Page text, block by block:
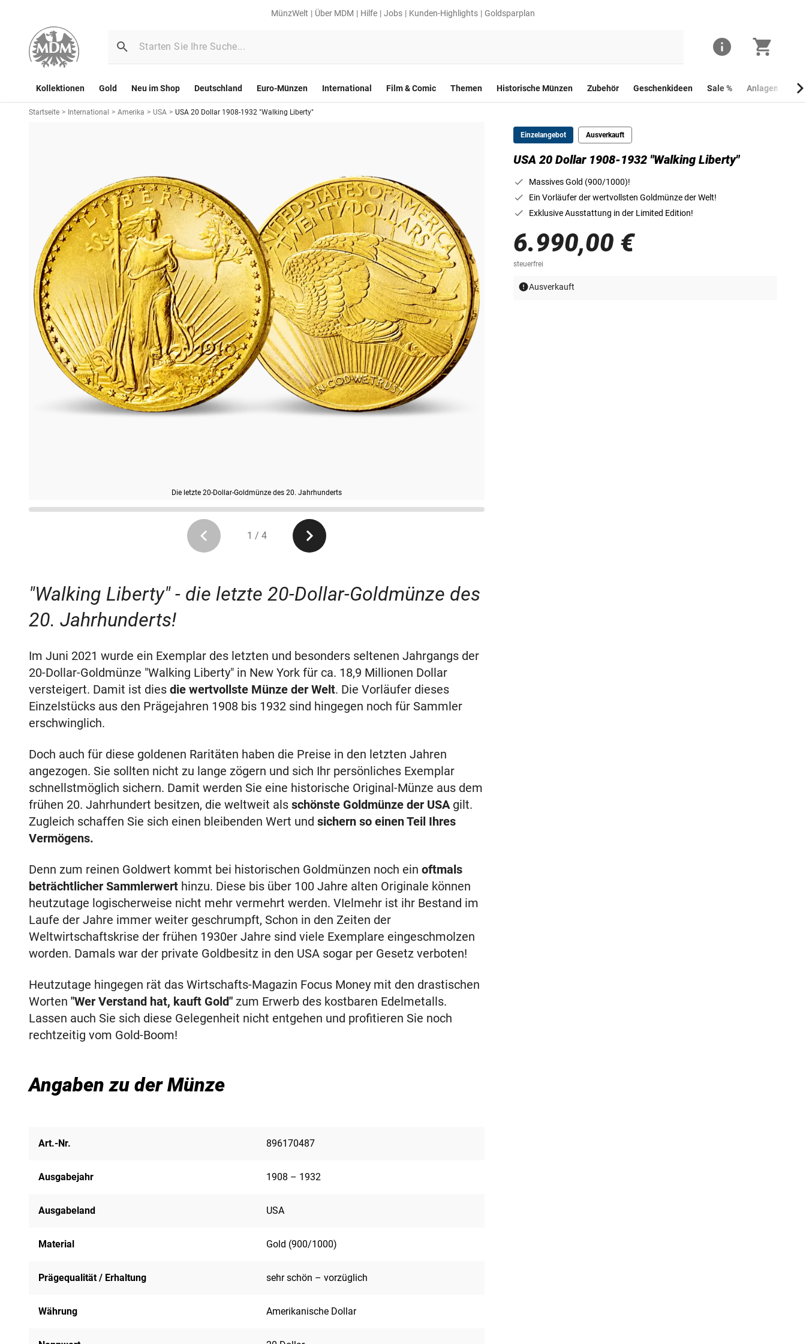
MünzWelt Über MDM Hilfe Jobs Kunden-Highlights Goldsparplan
Kollektionen Gold Neu im Shop Deutschland Euro-Münzen International Film & Comic Themen Historische Münzen Zubehör Geschenkideen Sale % Anlagemünzen
Startseite > International > Amerika > USA > USA 20 Dollar 1908-1932 "Walking Liberty"
Die letzte 20-Dollar-Goldmünze des 20. Jahrhunderts
Die Vorderseite der Original-Goldmünze "Walking Liberty".
1 / 4
Einzelangebot Ausverkauft
USA 20 Dollar 1908-1932 "Walking Liberty"
Massives Gold (900/1000)!
Ein Vorläufer der wertvollsten Goldmünze der Welt!
Exklusive Ausstattung in der Limited Edition!
6.990,00 €
steuerfrei
Ausverkauft
"Walking Liberty" - die letzte 20-Dollar-Goldmünze des
20. Jahrhunderts!
Im Juni 2021 wurde ein Exemplar des letzten und besonders seltenen Jahrgangs der
20-Dollar-Goldmünze "Walking Liberty" in New York für ca. 18,9 Millionen Dollar
versteigert. Damit ist dies die wertvollste Münze der Welt. Die Vorläufer dieses
Einzelstücks aus den Prägejahren 1908 bis 1932 sind hingegen noch für Sammler
erschwinglich.
Doch auch für diese goldenen Raritäten haben die Preise in den letzten Jahren
angezogen. Sie sollten nicht zu lange zögern und sich Ihr persönliches Exemplar
schnellstmöglich sichern. Damit werden Sie eine historische Original-Münze aus dem
frühen 20. Jahrhundert besitzen, die weltweit als schönste Goldmünze der USA gilt.
Zugleich schaffen Sie sich einen bleibenden Wert und sichern so einen Teil Ihres
Vermögens.
Denn zum reinen Goldwert kommt bei historischen Goldmünzen noch ein oftmals
beträchtlicher Sammlerwert hinzu. Diese bis über 100 Jahre alten Originale können
heutzutage logischerweise nicht mehr vermehrt werden. VIelmehr ist ihr Bestand im
Laufe der Jahre immer weiter geschrumpft, Schon in den Zeiten der
Weltwirtschaftskrise der frühen 1930er Jahre sind viele Exemplare eingeschmolzen
worden. Damals war der private Goldbesitz in den USA sogar per Gesetz verboten!
Heutzutage hingegen rät das Wirtschafts-Magazin Focus Money mit den drastischen
Worten "Wer Verstand hat, kauft Gold" zum Erwerb des kostbaren Edelmetalls.
Lassen auch Sie sich diese Gelegenheit nicht entgehen und profitieren Sie noch
rechtzeitig vom Gold-Boom!
Angaben zu der Münze
Art.-Nr. 896170487
Ausgabejahr 1908 – 1932
Ausgabeland USA
Material Gold (900/1000)
Prägequalität / Erhaltung sehr schön – vorzüglich
Währung Amerikanische Dollar